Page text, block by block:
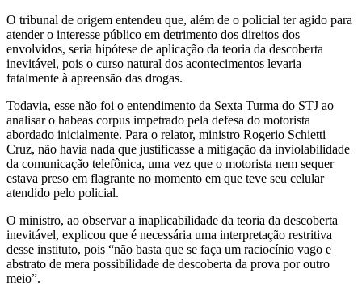
O tribunal de origem entendeu que, além de o policial ter agido para
atender o interesse público em detrimento dos direitos dos
envolvidos, seria hipótese de aplicação da teoria da descoberta
inevitável, pois o curso natural dos acontecimentos levaria
fatalmente à apreensão das drogas.
Todavia, esse não foi o entendimento da Sexta Turma do STJ ao
analisar o habeas corpus impetrado pela defesa do motorista
abordado inicialmente. Para o relator, ministro Rogerio Schietti
Cruz, não havia nada que justificasse a mitigação da inviolabilidade
da comunicação telefônica, uma vez que o motorista nem sequer
estava preso em flagrante no momento em que teve seu celular
atendido pelo policial.
O ministro, ao observar a inaplicabilidade da teoria da descoberta
inevitável, explicou que é necessária uma interpretação restritiva
desse instituto, pois “não basta que se faça um raciocínio vago e
abstrato de mera possibilidade de descoberta da prova por outro
meio”.